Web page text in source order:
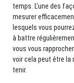
temps. L’une des
mesurer
lesquels vous
à battre
vous vous
voir cela peut être la
tenir.